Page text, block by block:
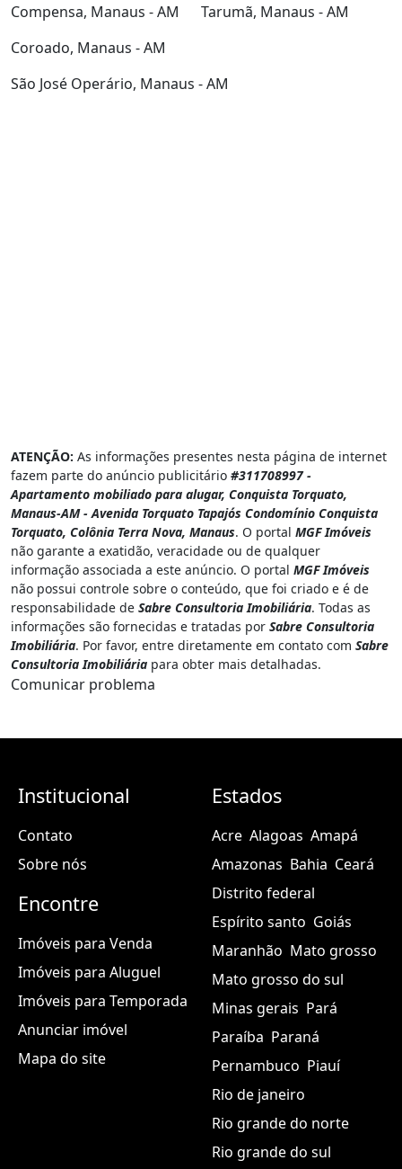
Compensa, Manaus - AM
Tarumã, Manaus - AM
Coroado, Manaus - AM
São José Operário, Manaus - AM
ATENÇÃO: As informações presentes nesta página de internet
fazem parte do anúncio publicitário #311708997 -
Apartamento mobiliado para alugar, Conquista Torquato,
Manaus-AM - Avenida Torquato Tapajós Condomínio Conquista
Torquato, Colônia Terra Nova, Manaus. O portal MGF Imóveis
não garante a exatidão, veracidade ou de qualquer
informação associada a este anúncio. O portal MGF Imóveis
não possui controle sobre o conteúdo, que foi criado e é de
responsabilidade de Sabre Consultoria Imobiliária. Todas as
informações são fornecidas e tratadas por Sabre Consultoria
Imobiliária. Por favor, entre diretamente em contato com Sabre
Consultoria Imobiliária para obter mais detalhadas.
Comunicar problema
Institucional
Contato
Sobre nós
Encontre
Imóveis para Venda
Imóveis para Aluguel
Imóveis para Temporada
Anunciar imóvel
Mapa do site
Estados
Acre Alagoas Amapá
Amazonas Bahia Ceará
Distrito federal
Espírito santo Goiás
Maranhão Mato grosso
Mato grosso do sul
Minas gerais Pará
Paraíba Paraná
Pernambuco Piauí
Rio de janeiro
Rio grande do norte
Rio grande do sul